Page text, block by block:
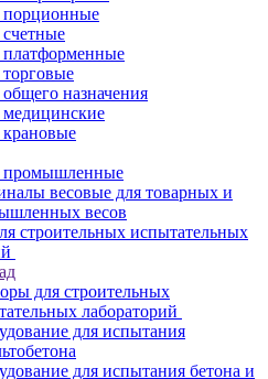
назначения
промышленные
весовые для товарных и
весов
строительных испытательных
для строительных
лабораторий
для испытания
для испытания бетона и